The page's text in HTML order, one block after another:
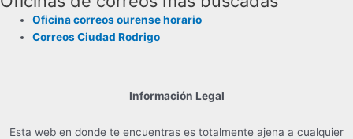
Oficina correos ourense horario
Correos Ciudad Rodrigo
Información Legal
Esta web en donde te encuentras es totalmente ajena a cualquier